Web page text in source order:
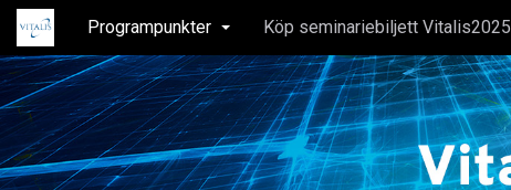
Programpunkter Köp seminariebiljett Vitalis2025